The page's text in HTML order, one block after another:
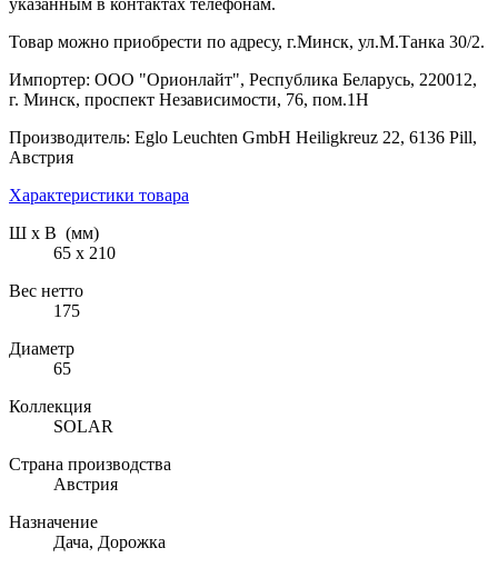
Товар можно приобрести по адресу, г.Минск, ул.М.Танка 30/2.
Импортер: ООО "Орионлайт", Республика Беларусь, 220012,
г. Минск, проспект Независимости, 76, пом.1Н
Производитель: Eglo Leuchten GmbH Heiligkreuz 22, 6136 Pill,
Австрия
Характеристики товара
Ш х В (мм)
65 х 210
Вес нетто
175
Диаметр
65
Коллекция
SOLAR
Страна производства
Австрия
Назначение
Дача, Дорожка